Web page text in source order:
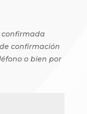
confirmada
confirmación
o bien por